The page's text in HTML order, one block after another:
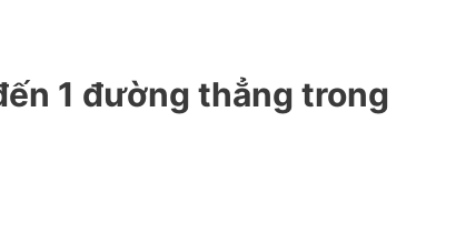
1 đường thẳng trong